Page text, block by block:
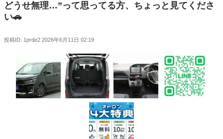
どうせ無理…”って思ってる方、ちょっと見てくださ
い🚗
投稿ID: 1prde2 2026年6月11日 02:19